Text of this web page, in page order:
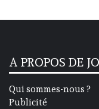
A PROPOS DE
Qui sommes-nous ?
Publicité